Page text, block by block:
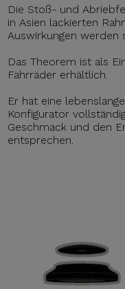
Die Stoß- und
in Asien lackierten
Auswirkungen werden
Das Theorem ist als
Fahrräder erhältlich.
Er hat eine
Konfigurator
Geschmack und den
entsprechen.